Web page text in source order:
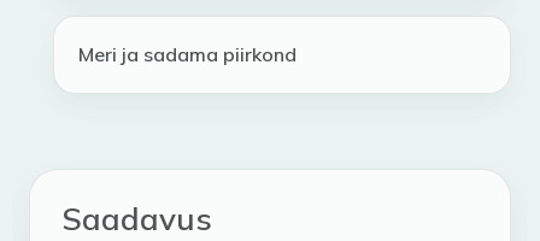
Meri ja sadama piirkond
Saadavus